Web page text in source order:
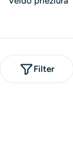
Filter